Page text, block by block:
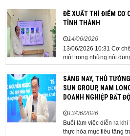
ĐỀ XUẤT THÍ ĐIỂM CƠ
TỈNH THÀNH
14/06/2026
13/06/2026 10:31 Cơ
một trong những nội
nghiệp, các chuyên gia
quan tâm khi tác động
dự án, thu hút đầu tư và
SÁNG NAY, THỦ
SUN GROUP, NAM
DOANH NGHIỆP BẤT
13/06/2026
Buổi làm việc diễn ra khi
thực hóa mục tiêu tăng